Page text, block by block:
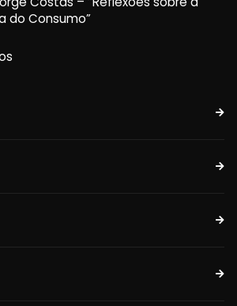
do Consumo”